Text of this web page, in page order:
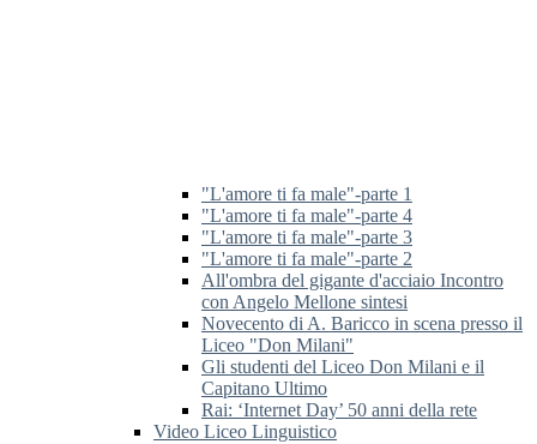
"L'amore ti fa male"-parte 1
"L'amore ti fa male"-parte 4
"L'amore ti fa male"-parte 3
"L'amore ti fa male"-parte 2
All'ombra del gigante d'acciaio Incontro
con Angelo Mellone sintesi
Novecento di A. Baricco in scena presso il
Liceo "Don Milani"
Gli studenti del Liceo Don Milani e il
Capitano Ultimo
Rai: ‘Internet Day’ 50 anni della rete
Video Liceo Linguistico